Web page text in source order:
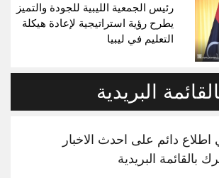
رئيس الجمعية الليبية للجودة والتميز
يطرح رؤية استراتيجية لإعادة هيكلة
التعليم في ليبيا
البريدية
دائم على احدث الاخبار
بالقائمة البريدية